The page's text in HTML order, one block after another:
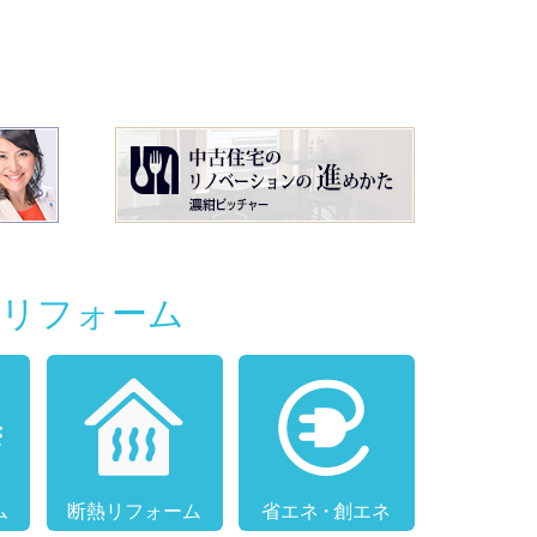
フォーム